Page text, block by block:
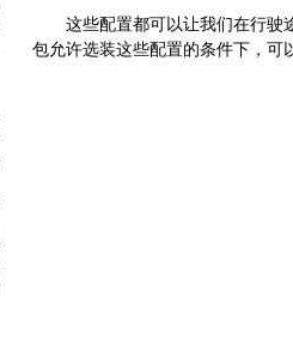
这些配置都可以让我们在行驶
包允许选装这些配置的条件下，可